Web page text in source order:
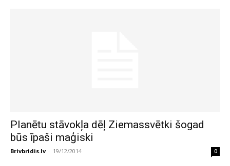
Planētu stāvokļa dēļ Ziemassvētki šogad
būs īpaši maģiski
Brivbridis.lv - 19/12/2014 0